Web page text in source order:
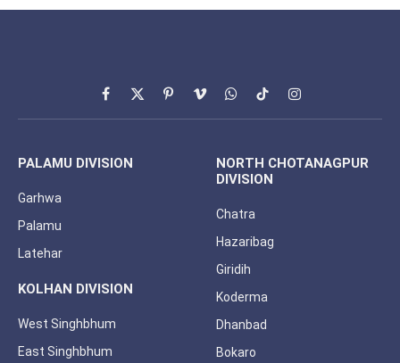
Facebook
X
(Twitter)
PinterestVimeoWhatsApp
TikTokInstagram
PALAMU DIVISION
Garhwa
Palamu
Latehar
KOLHAN DIVISION
West Singhbhum
East Singhbhum
NORTH CHOTANAGPUR
DIVISION
Chatra
Hazaribag
Giridih
Koderma
Dhanbad
Bokaro